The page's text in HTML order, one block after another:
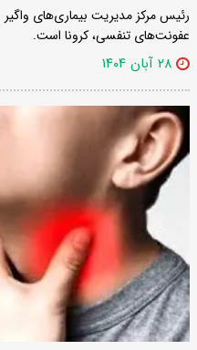
عفونت‌های تنفسی، کرونا است.
۲۸ آبان ۱۴۰۴